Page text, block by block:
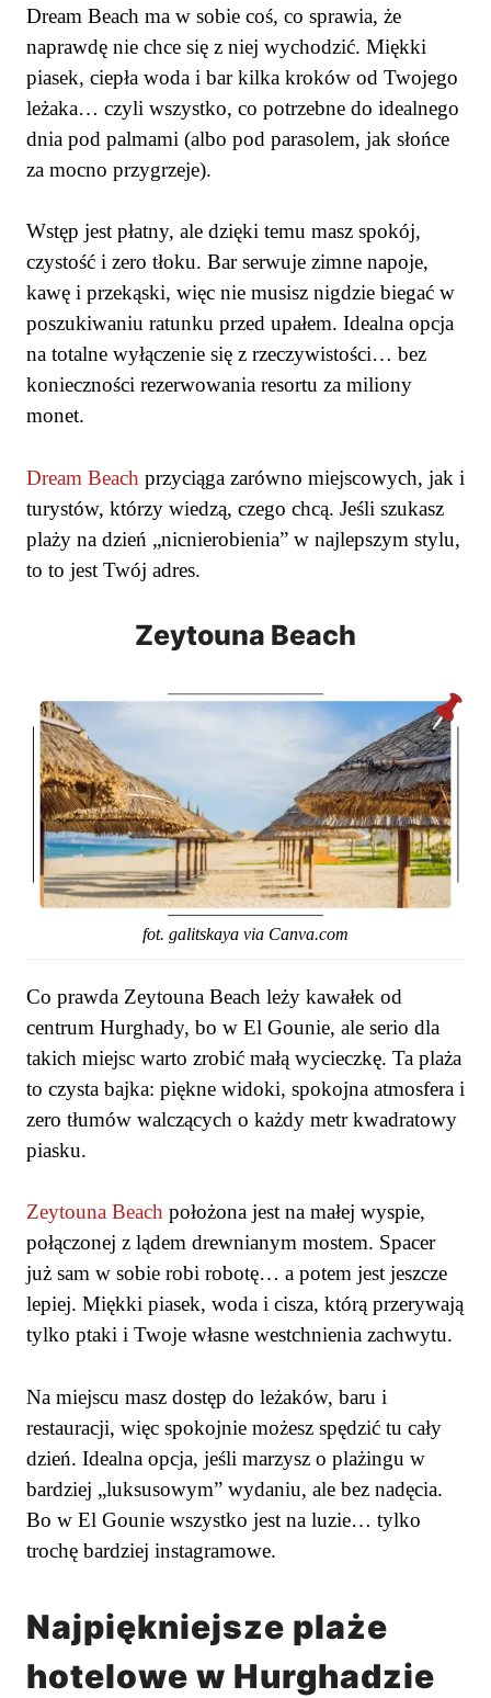
Dream Beach ma w sobie coś, co sprawia, że
naprawdę nie chce się z niej wychodzić. Miękki
piasek, ciepła woda i bar kilka kroków od Twojego
leżaka… czyli wszystko, co potrzebne do idealnego
dnia pod palmami (albo pod parasolem, jak słońce
za mocno przygrzeje).
Wstęp jest płatny, ale dzięki temu masz spokój,
czystość i zero tłoku. Bar serwuje zimne napoje,
kawę i przekąski, więc nie musisz nigdzie biegać w
poszukiwaniu ratunku przed upałem. Idealna opcja
na totalne wyłączenie się z rzeczywistości… bez
konieczności rezerwowania resortu za miliony
monet.
Dream Beach przyciąga zarówno miejscowych, jak i
turystów, którzy wiedzą, czego chcą. Jeśli szukasz
plaży na dzień „nicnierobienia” w najlepszym stylu,
to to jest Twój adres.
Zeytouna Beach
fot. galitskaya via Canva.com
Co prawda Zeytouna Beach leży kawałek od
centrum Hurghady, bo w El Gounie, ale serio dla
takich miejsc warto zrobić małą wycieczkę. Ta plaża
to czysta bajka: piękne widoki, spokojna atmosfera i
zero tłumów walczących o każdy metr kwadratowy
piasku.
Zeytouna Beach położona jest na małej wyspie,
połączonej z lądem drewnianym mostem. Spacer
już sam w sobie robi robotę… a potem jest jeszcze
lepiej. Miękki piasek, woda i cisza, którą przerywają
tylko ptaki i Twoje własne westchnienia zachwytu.
Na miejscu masz dostęp do leżaków, baru i
restauracji, więc spokojnie możesz spędzić tu cały
dzień. Idealna opcja, jeśli marzysz o plażingu w
bardziej „luksusowym” wydaniu, ale bez nadęcia.
Bo w El Gounie wszystko jest na luzie… tylko
trochę bardziej instagramowe.
Najpiękniejsze plaże
hotelowe w Hurghadzie